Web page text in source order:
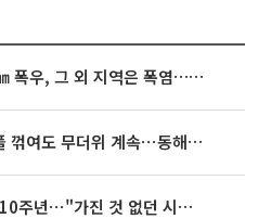
동해안은 시간당 80㎜ 폭우, 그 외 지역은 폭염…‘극과 극 날씨’
[내일 날씨] 폭염 한풀 꺾여도 무더위 계속⋯동해안 이틀 연속 비
임영웅, 어느덧 데뷔 10주년⋯"가진 것 없던 시절, 내 앞엔 20명의 팬뿐"